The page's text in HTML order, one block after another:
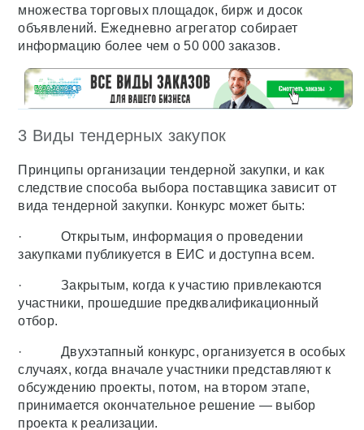
множества торговых площадок, бирж и досок
объявлений. Ежедневно агрегатор собирает
информацию более чем о 50 000 заказов.
3 Виды тендерных закупок
Принципы организации тендерной закупки, и как
следствие способа выбора поставщика зависит от
вида тендерной закупки. Конкурс может быть:
· Открытым, информация о проведении
закупками публикуется в ЕИС и доступна всем.
· Закрытым, когда к участию привлекаются
участники, прошедшие предквалификационный
отбор.
· Двухэтапный конкурс, организуется в особых
случаях, когда вначале участники представляют к
обсуждению проекты, потом, на втором этапе,
принимается окончательное решение — выбор
проекта к реализации.